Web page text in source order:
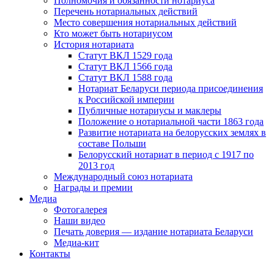
Перечень нотариальных действий
Место совершения нотариальных действий
Кто может быть нотариусом
История нотариата
Статут ВКЛ 1529 года
Статут ВКЛ 1566 года
Статут ВКЛ 1588 года
Нотариат Беларуси периода присоединения
к Российской империи
Публичные нотариусы и маклеры
Положение о нотариальной части 1863 года
Развитие нотариата на белорусских землях в
составе Польши
Белорусский нотариат в период с 1917 по
2013 год
Международный союз нотариата
Награды и премии
Медиа
Фотогалерея
Наши видео
Печать доверия — издание нотариата Беларуси
Медиа-кит
Контакты